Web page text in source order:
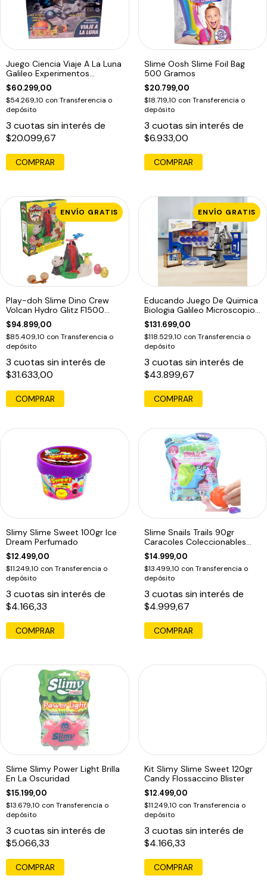
Juego Ciencia Viaje A La Luna
Galileo Experimentos
Educando
$60.299,00
$54.269,10 con Transferencia o
depósito
3 cuotas sin interés de
$20.099,67
Slime Oosh Slime Foil Bag
500 Gramos
$20.799,00
$18.719,10 con Transferencia o
depósito
3 cuotas sin interés de
$6.933,00
COMPRAR
ENVÍO GRATIS
Play-doh Slime Dino Crew
Volcan Hydro Glitz F1500
Masas Edu
$94.899,00
$85.409,10 con Transferencia o
depósito
3 cuotas sin interés de
$31.633,00
COMPRAR
ENVÍO GRATIS
Educando Juego De Quimica
Biologia Galileo Microscopio
300x
$131.699,00
$118.529,10 con Transferencia o
depósito
3 cuotas sin interés de
$43.899,67
COMPRAR
Slimy Slime Sweet 100gr Ice
Dream Perfumado
$12.499,00
$11.249,10 con Transferencia o
depósito
3 cuotas sin interés de
$4.166,33
COMPRAR
Slime Snails Trails 90gr
Caracoles Coleccionables
Slimy
$14.999,00
$13.499,10 con Transferencia o
depósito
3 cuotas sin interés de
$4.999,67
Slime Slimy Power Light Brilla
En La Oscuridad
$15.199,00
$13.679,10 con Transferencia o
depósito
3 cuotas sin interés de
$5.066,33
COMPRAR
Kit Slimy Slime Sweet 120gr
Candy Flossaccino Blister
$12.499,00
$11.249,10 con Transferencia o
depósito
3 cuotas sin interés de
$4.166,33